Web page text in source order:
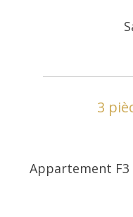
3
Appartement F3